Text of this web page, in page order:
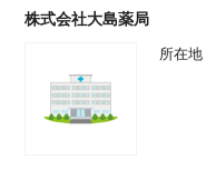
株式会社大島薬局
所在地